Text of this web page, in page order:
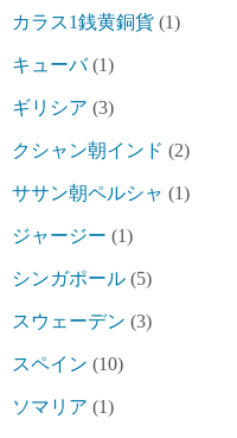
カラス1銭黄銅貨 (1)
キューバ(1)
ギリシア (3)
クシャン朝インド (2)
ササン朝ペルシャ (1)
ジャージー (1)
シンガポール (5)
スウェーデン (3)
スペイン (10)
ソマリア (1)